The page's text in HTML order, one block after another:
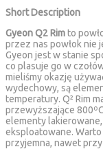
Short Description
Gyeon Q2 Rimto
przez nas powłok nie
Gyeon jest w stanie
co plasuje go w
mieliśmy okazję
wydechowy, są
temperatury. Q² Rim
przewyższające
elementy
eksploatowane. Warto
przyjemna, nawet